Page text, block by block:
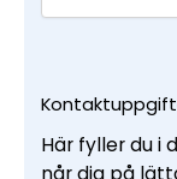
Här fyller du i
når dig på